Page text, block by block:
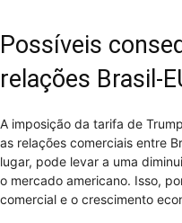
Possíveis
relações Brasil-
A imposição da tarifa de
as relações comerciais entre
lugar, pode levar a uma
o mercado americano. Isso,
comercial e o crescimento